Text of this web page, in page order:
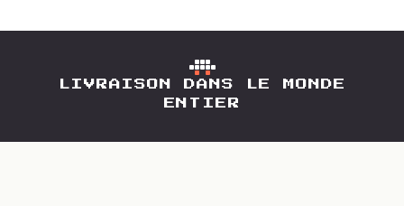
LIVRAISON DANS LE MONDE
ENTIER